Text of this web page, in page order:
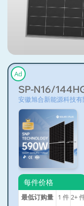
Ad
SP-N16/
安徽旭合新能源科技有
每件价格
最低订购量 1 件2+